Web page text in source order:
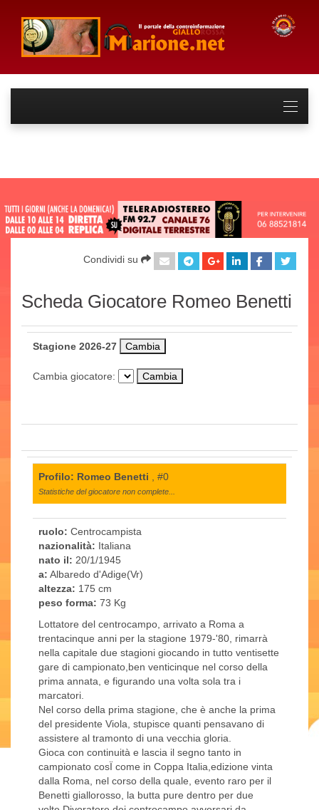
Condividi su
Scheda Giocatore Romeo Benetti
Stagione 2026-27
Cambia giocatore:
Profilo: Romeo Benetti , #0
Statistiche del giocatore non complete...
ruolo: Centrocampista
nazionalità: Italiana
nato il: 20/1/1945
a: Albaredo d'Adige(Vr)
altezza: 175 cm
peso forma: 73 Kg
Lottatore del centrocampo, arrivato a Roma a
trentacinque anni per la stagione 1979-'80, rimarrà
nella capitale due stagioni giocando in tutto ventisette
gare di campionato,ben venticinque nel corso della
prima annata, e figurando una volta sola tra i
marcatori.
Nel corso della prima stagione, che è anche la prima
del presidente Viola, stupisce quanti pensavano di
assistere al tramonto di una vecchia gloria.
Gioca con continuità e lascia il segno tanto in
campionato cosÏ come in Coppa Italia,edizione vinta
dalla Roma, nel corso della quale, evento raro per il
Benetti giallorosso, la butta pure dentro per due